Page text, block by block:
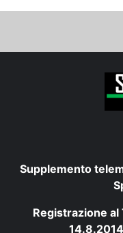
Supplemento
Registrazione al